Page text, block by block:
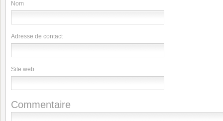
Nom
Adresse de contact
Site web
Commentaire